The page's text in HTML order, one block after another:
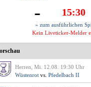
- 15:30
» zum ausführlichen
Kein Liveticker-Melder
Herren, Mi. 12.08. 19:30 Uhr
Wüstenrot vs. Pfedelbach II